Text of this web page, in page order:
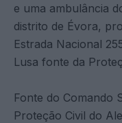
e uma ambulância
distrito de Évora,
Estrada Nacional
Lusa fonte da
Fonte do Comando
Proteção Civil do